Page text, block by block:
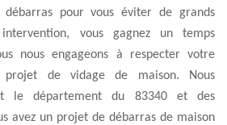
débarras pour vous éviter de grands
vous gagnez un temps
nous engageons à respecter votre
de vidage de maison. Nous
le département du 83340 et des
avez un projet de débarras de maison